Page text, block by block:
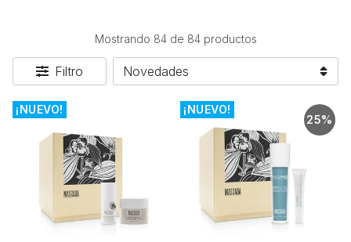
Mostrando 84 de 84 productos
Filtro
¡NUEVO!
25%
¡NUEVO!